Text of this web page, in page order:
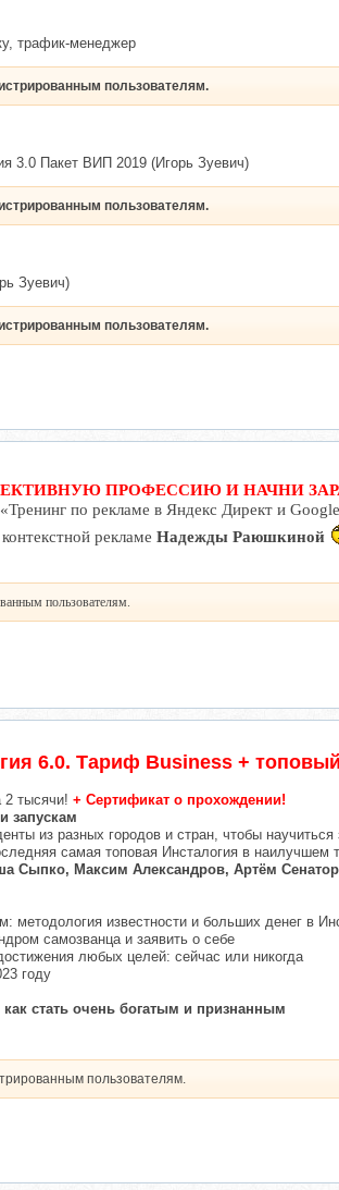
трафик-менеджер
пользователям.
3.0 Пакет ВИП 2019 (Игорь Зуевич)
пользователям.
Зуевич)
пользователям.
ПРОФЕССИЮ И НАЧНИ
по рекламе в Яндекс Директ и
рекламе Надежды Раюшкиной
пользователям.
6.0. Тариф Business +
2 тысячи! + Сертификат о прохождении!
запускам
из разных городов и стран, чтобы
самая топовая Инсталогия в наилучшем
Сыпко, Максим Александров, Артём
методология известности и больших денег в
самозванца и заявить о себе
любых целей: сейчас или никогда
году
стать очень богатым и признанным
пользователям.